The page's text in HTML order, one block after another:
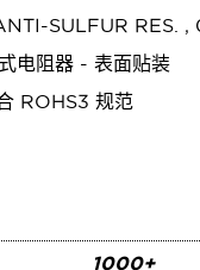
SULFUR RES. ,
电阻器 - 表面贴装
ROHS3 规范
1000+